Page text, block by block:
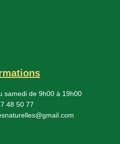
samedi de 9h00 à 19h00
48 50 77